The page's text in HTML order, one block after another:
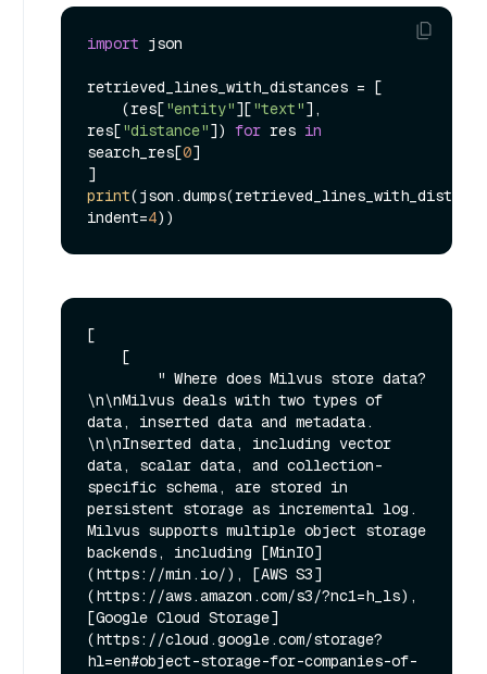
import json
retrieved_lines_with_distances = [
    (res[
"entity"]["text"],
res["distance"]) for res in
search_res[0]
print
indent=4
[
\n\nMilvus deals with two types of
data, inserted data and metadata.
\n\nInserted data, including vector
data, scalar data, and collection-
specific schema, are stored in
persistent storage as incremental log.
Milvus supports multiple object storage
backends, including [MinIO]
(https://min.io/), [AWS S3]
(https://aws.amazon.com/s3/?nc1=h_ls),
[Google Cloud Storage]
(https://cloud.google.com/storage?
hl=en#object-storage-for-companies-of-